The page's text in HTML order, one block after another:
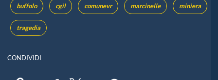
buffolo cgil comunevr marcinelle miniera
tragedia
CONDIVIDI